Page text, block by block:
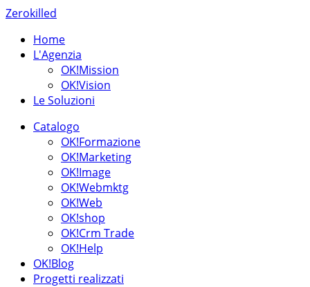
Zerokilled
Home
L'Agenzia
OK!Mission
OK!Vision
Le Soluzioni
Catalogo
OK!Formazione
OK!Marketing
OK!Image
OK!Webmktg
OK!Web
OK!shop
OK!Crm Trade
OK!Help
OK!Blog
Progetti realizzati